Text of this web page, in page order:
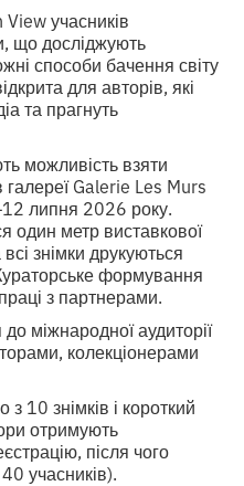
учасників
що досліджують
способи бачення світу
для авторів, які
та прагнуть
можливість взяти
галереї Galerie Les Murs
липня 2026 року.
один метр виставкової
всі знімки друкуються
формування
з партнерами.
міжнародної аудиторії
колекціонерами
10 знімків і короткий
отримують
після чого
учасників).